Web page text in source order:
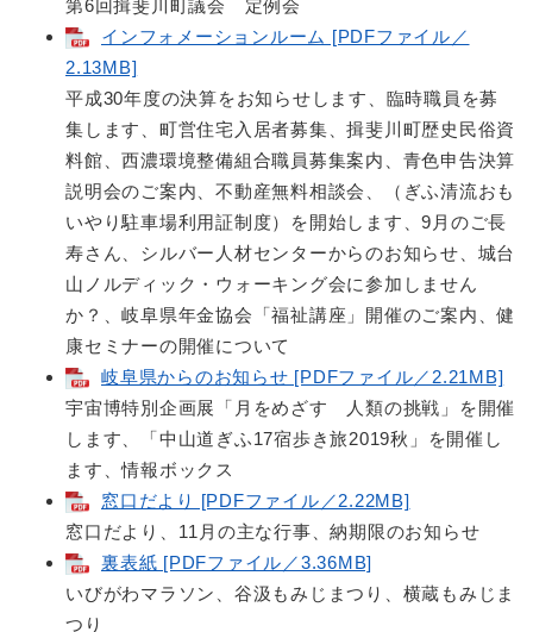
第6回揖斐川町議会 定例会
インフォメーションルーム [PDFファイル／
2.13MB]
平成30年度の決算をお知らせします、臨時職員を募
集します、町営住宅入居者募集、揖斐川町歴史民俗資
料館、西濃環境整備組合職員募集案内、青色申告決算
説明会のご案内、不動産無料相談会、（ぎふ清流おも
いやり駐車場利用証制度）を開始します、9月のご長
寿さん、シルバー人材センターからのお知らせ、城台
山ノルディック・ウォーキング会に参加しません
か？、岐阜県年金協会「福祉講座」開催のご案内、健
康セミナーの開催について
岐阜県からのお知らせ [PDFファイル／2.21MB]
宇宙博特別企画展「月をめざす 人類の挑戦」を開催
します、「中山道ぎふ17宿歩き旅2019秋」を開催し
ます、情報ボックス
窓口だより [PDFファイル／2.22MB]
窓口だより、11月の主な行事、納期限のお知らせ
裏表紙 [PDFファイル／3.36MB]
いびがわマラソン、谷汲もみじまつり、横蔵もみじま
つり